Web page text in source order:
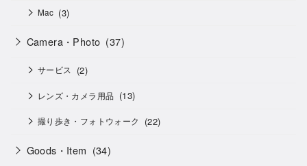
Mac (3)
Camera・Photo (37)
サービス (2)
レンズ・カメラ用品 (13)
撮り歩き・フォトウォーク (22)
Goods・Item (34)